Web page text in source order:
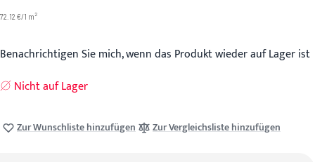
72.12 €/1 m2
Benachrichtigen Sie mich, wenn das Produkt wieder auf Lager ist
Nicht auf Lager
Zur Wunschliste hinzufügen Zur Vergleichsliste hinzufügen